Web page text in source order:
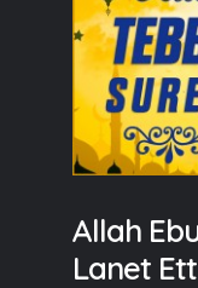
Allah
Lanet